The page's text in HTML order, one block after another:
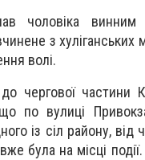
чоловіка
з хуліганських
волі.
частини
по вулиці
із сіл району, від
була на місці